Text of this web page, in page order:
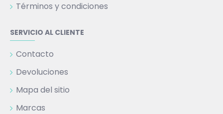
Términos y condiciones
SERVICIO AL CLIENTE
Contacto
Devoluciones
Mapa del sitio
Marcas